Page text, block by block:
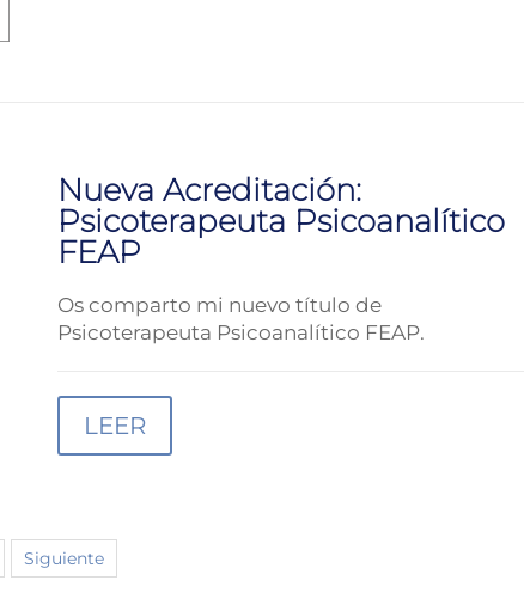
Nueva Acreditación:
Psicoterapeuta Psicoanalítico
FEAP
Os comparto mi nuevo título de
Psicoterapeuta Psicoanalítico FEAP.
LEER
Siguiente